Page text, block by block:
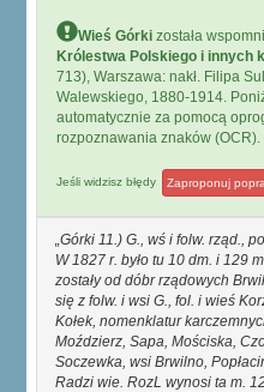
Wieś Górki została
Królestwa Polskiego i innych
713), Warszawa: nakł. Filipa
Walewskiego, 1880-1914.
automatycznie za pomocą
rozpoznawania znaków (OCR).
Jeśli widzisz błędy Zaproponuj
Górki 11.) G., wś i folw. rząd.,
W 1827 r. było tu 10 dm. i 129
zostały od dóbr rządowych
się z folw. i wsi G., fol. i wieś
Kołek, nomenklatur
Moździerz, Sapa, Mościska,
Soczewka, wsi Brwilno,
Radzi wie. RozL wynosi ta m.